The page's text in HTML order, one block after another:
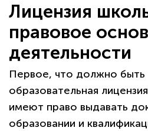
Лицензия
правовое
деятельности
Первое, что должно быть
образовательная
имеют право выдавать
образовании и